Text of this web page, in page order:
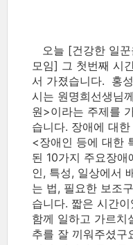
오늘 [건강한 일꾼
모임] 그 첫번째 시
서 가졌습니다. 홍
시는 원명희선생님
원>이라는 주제를
습니다. 장애에 대
<장애인 등에 대한
된 10가지 주요장
인, 특성, 일상에서
는 법, 필요한 보조
습니다. 짧은 시간
함께 일하고 가르치
추를 잘 끼워주셨구